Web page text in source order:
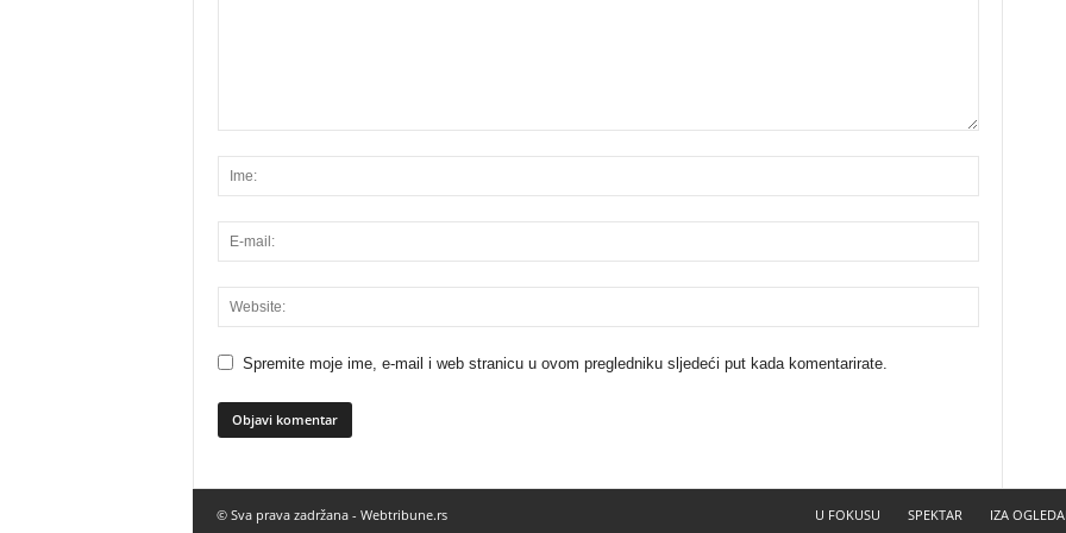
Spremite moje ime, e-mail i web stranicu u ovom pregledniku sljedeći put kada komentarirate.
U FOKUSU SPEKTAR IZA
© Sva prava zadržana - Webtribune.rs